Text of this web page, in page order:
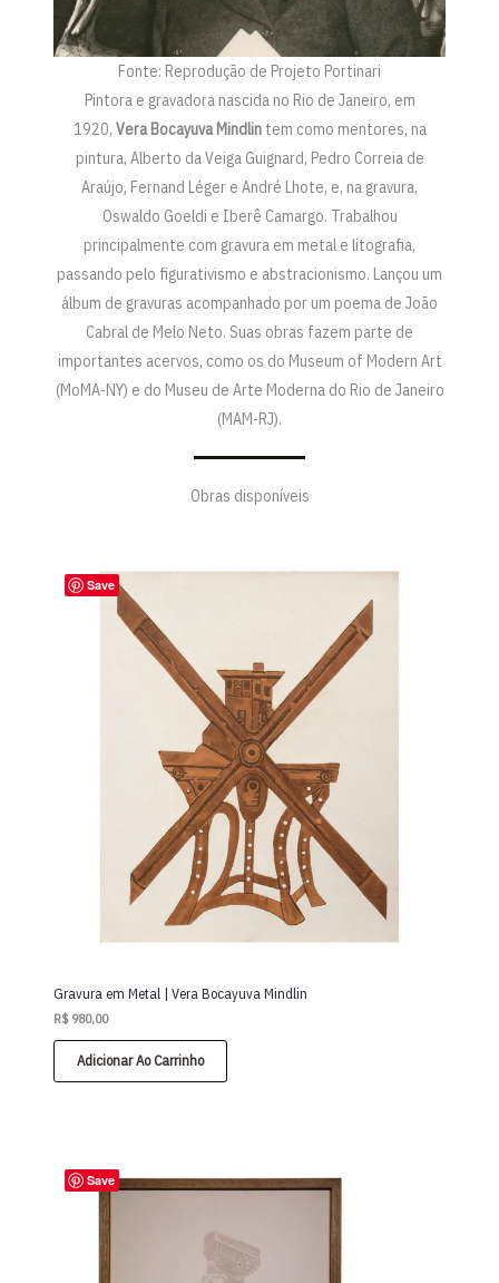
Fonte: Reprodução de Projeto Portinari
Pintora e gravadora nascida no Rio de Janeiro, em
1920, Vera Bocayuva Mindlintem como mentores, na
pintura, Alberto da Veiga Guignard, Pedro Correia de
Araújo, Fernand Léger e André Lhote, e, na gravura,
Oswaldo Goeldi e Iberê Camargo. Trabalhou
principalmente com gravura em metal e litografia,
passando pelo figurativismo e abstracionismo. Lançou um
álbum de gravuras acompanhado por um poema de João
Cabral de Melo Neto. Suas obras fazem parte de
importantes acervos, como os do Museum of Modern Art
(MoMA-NY) e do Museu de Arte Moderna do Rio de Janeiro
(MAM-RJ).
Obras disponíveis
Gravura em Metal | Vera Bocayuva Mindlin
R$ 980,00
Adicionar Ao Carrinho
Save
Save